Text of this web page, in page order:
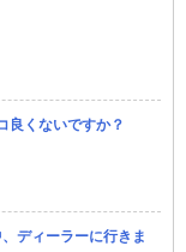
良くないですか？
ディーラーに行きま